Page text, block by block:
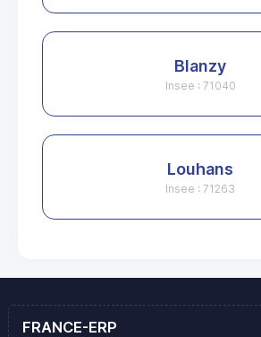
Blanzy
Insee : 71040
Louhans
Insee : 71263
FRANCE-ERP